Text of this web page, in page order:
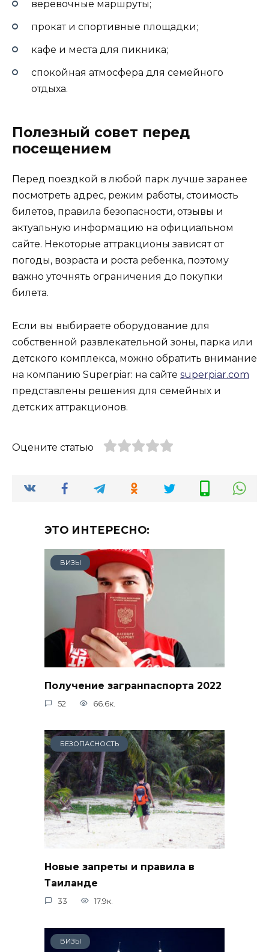
веревочные маршруты;
прокат и спортивные площадки;
кафе и места для пикника;
спокойная атмосфера для семейного
отдыха.
Полезный совет перед
посещением
Перед поездкой в любой парк лучше заранее
посмотреть адрес, режим работы, стоимость
билетов, правила безопасности, отзывы и
актуальную информацию на официальном
сайте. Некоторые аттракционы зависят от
погоды, возраста и роста ребенка, поэтому
важно уточнять ограничения до покупки
билета.
Если вы выбираете оборудование для
собственной развлекательной зоны, парка или
детского комплекса, можно обратить внимание
на компанию Superpiar: на сайте superpiar.com
представлены решения для семейных и
детских аттракционов.
Оцените статью
ЭТО ИНТЕРЕСНО:
ВИЗЫ
Получение загранпаспорта 2022
52 66.6к.
БЕЗОПАСНОСТЬ
Новые запреты и правила в
Таиланде
33 17.9к.
ВИЗЫ